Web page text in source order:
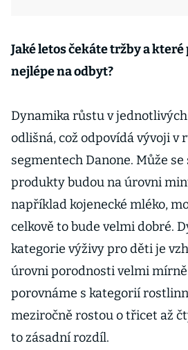
Jaké letos čekáte tržby a
nejlépe na odbyt?
Dynamika růstu v
odlišná, což odpovídá vývoji v
segmentech Danone. Může
produkty budou na úrovni
například kojenecké mléko,
celkově to bude velmi dobré.
kategorie výživy pro děti je
úrovni porodnosti velmi
porovnáme s kategorií
meziročně rostou o třicet až
to zásadní rozdíl.